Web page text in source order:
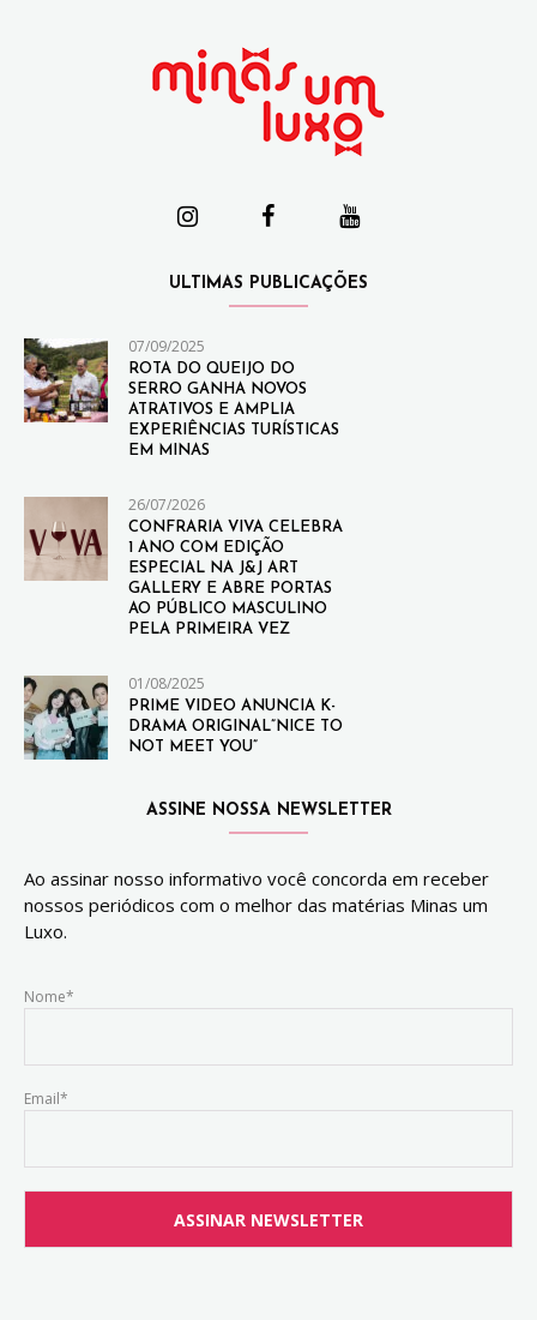
ULTIMAS PUBLICAÇÕES
07/09/2025
ROTA DO QUEIJO DO
SERRO GANHA NOVOS
ATRATIVOS E AMPLIA
EXPERIÊNCIAS TURÍSTICAS
EM MINAS
26/07/2026
CONFRARIA VIVA CELEBRA
1 ANO COM EDIÇÃO
ESPECIAL NA J&J ART
GALLERY E ABRE PORTAS
AO PÚBLICO MASCULINO
PELA PRIMEIRA VEZ
01/08/2025
PRIME VIDEO ANUNCIA K-
DRAMA ORIGINAL”NICE TO
NOT MEET YOU”
ASSINE NOSSA NEWSLETTER
Ao assinar nosso informativo você concorda em receber
nossos periódicos com o melhor das matérias Minas um
Luxo.
Nome*
Email*